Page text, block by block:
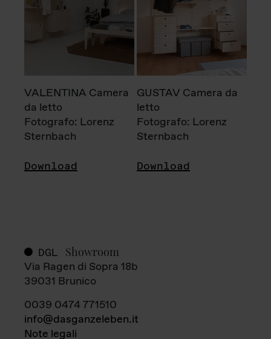
VALENTINA Camera
da letto
Fotografo: Lorenz
Sternbach
Download
GUSTAV Camera da
letto
Fotografo: Lorenz
Sternbach
Download
DGL Showroom
Via Ragen di Sopra 18b
39031 Brunico
0039 0474 771510
info@dasganzeleben.it
Note legali